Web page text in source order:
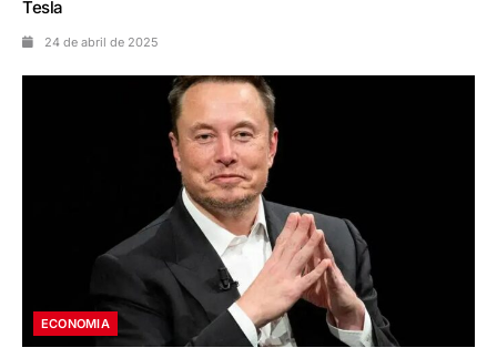
Tesla
24 de abril de 2025
ECONOMIA